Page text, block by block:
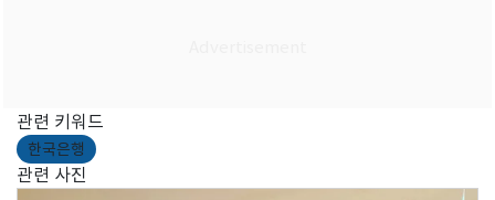
관련 키워드
한국은행
관련 사진